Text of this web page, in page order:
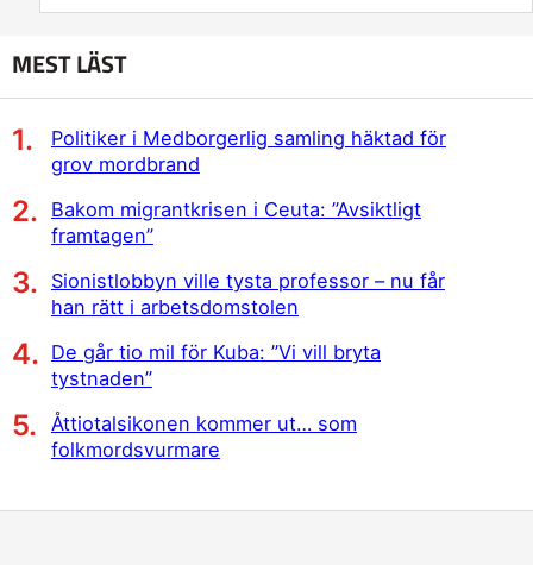
MEST LÄST
Politiker i Medborgerlig samling häktad för
grov mordbrand
Bakom migrantkrisen i Ceuta: ”Avsiktligt
framtagen”
Sionistlobbyn ville tysta professor – nu får
han rätt i arbetsdomstolen
De går tio mil för Kuba: ”Vi vill bryta
tystnaden”
Åttiotalsikonen kommer ut… som
folkmordsvurmare